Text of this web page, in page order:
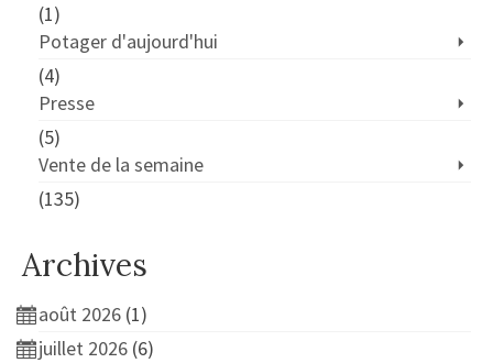
(1)
Potager d'aujourd'hui
(4)
Presse
(5)
Vente de la semaine
(135)
Archives
août 2026 (1)
juillet 2026 (6)